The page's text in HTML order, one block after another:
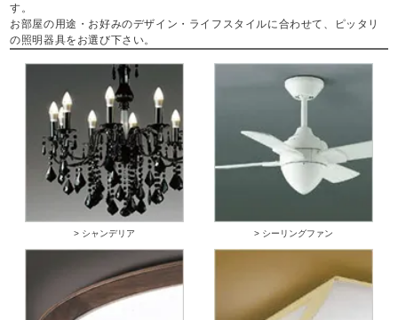
す。
お部屋の用途・お好みのデザイン・ライフスタイルに合わせて、ピッタリ
の照明器具をお選び下さい。
> シャンデリア > シーリングファン